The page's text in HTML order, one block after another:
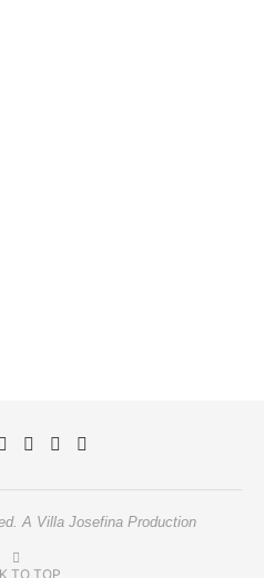
A Villa Josefina Production
TO TOP